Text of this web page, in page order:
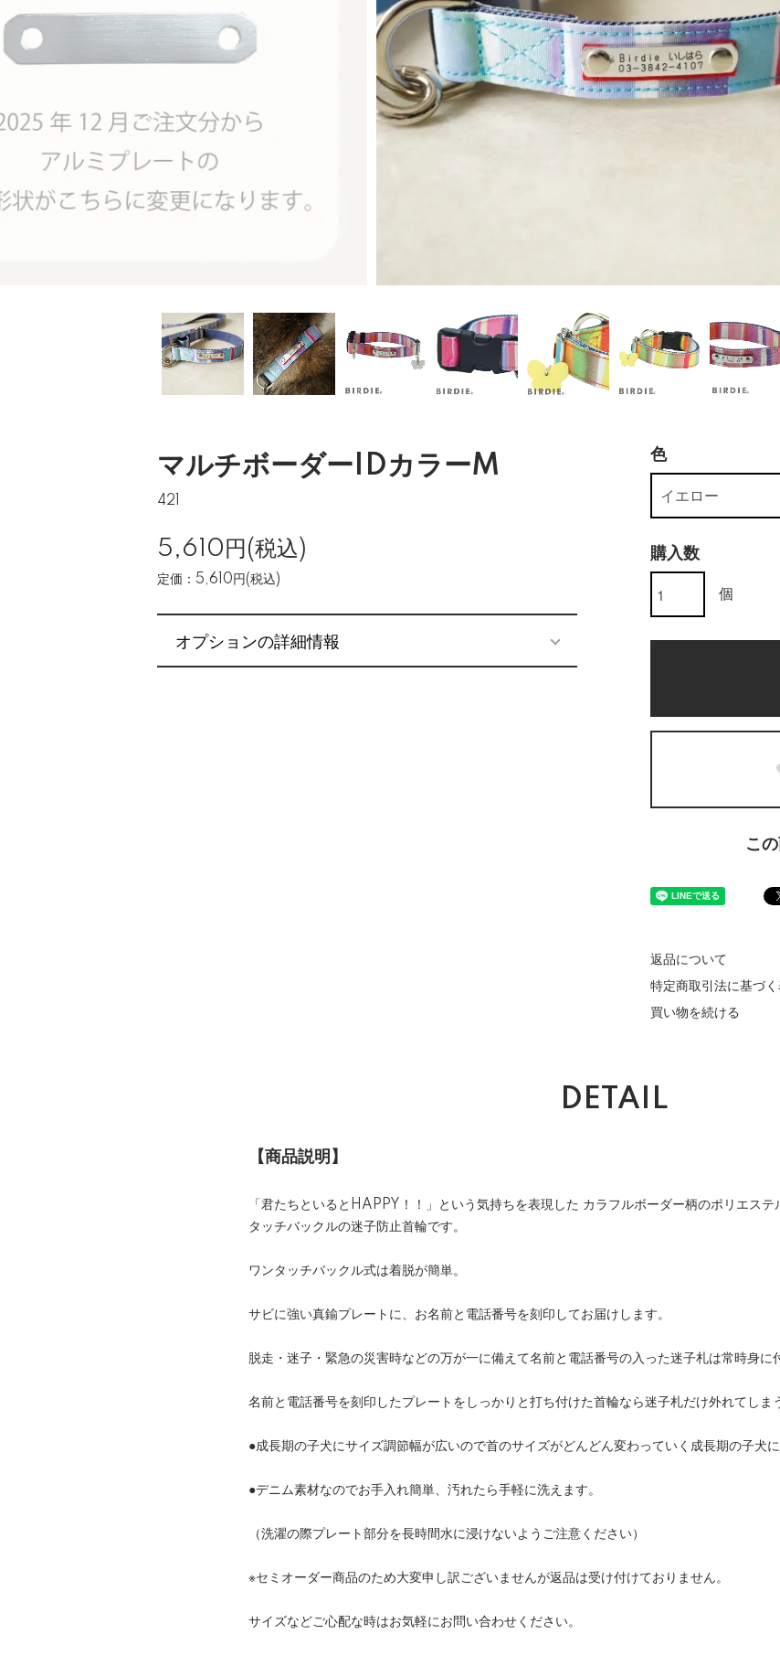
マルチボーダーIDカラーM
421
5,610円(税込)
定価：5,610円(税込)
オプションの詳細情報
色
購入数
個
こ
返品について
特定商取引法に基づ
買い物を続ける
DETAIL
【商品説明】
「君たちといるとHAPPY！！」という気持ちを表現した カラフルボーダー柄のポリエス
タッチバックルの迷子防止首輪です。
ワンタッチバックル式は着脱が簡単。
サビに強い真鍮プレートに、お名前と電話番号を刻印してお届けします。
脱走・迷子・緊急の災害時などの万が一に備えて名前と電話番号の入った迷子札は常時身に
名前と電話番号を刻印したプレートをしっかりと打ち付けた首輪なら迷子札だけ外れてしま
●成長期の子犬にサイズ調節幅が広いので首のサイズがどんどん変わっていく成長期の子犬に
●デニム素材なのでお手入れ簡単、汚れたら手軽に洗えます。
（洗濯の際プレート部分を長時間水に浸けないようご注意ください）
※セミオーダー商品のため大変申し訳ございませんが返品は受け付けておりません。
サイズなどご心配な時はお気軽にお問い合わせください。